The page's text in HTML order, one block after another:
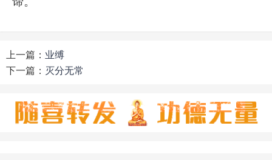
上一篇： 业缚
下一篇： 灭分无常